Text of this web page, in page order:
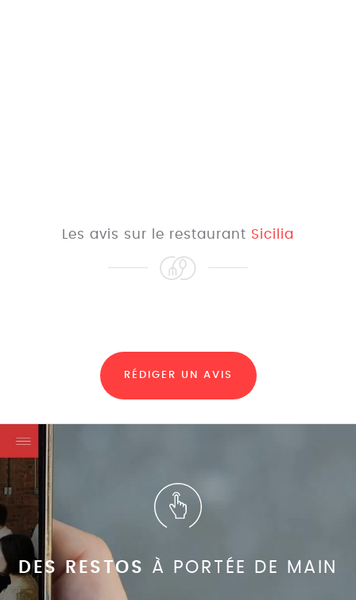
Les avis sur le restaurant Sicilia
RÉDIGER UN AVIS
DES RESTOS À PORTÉE DE MAIN